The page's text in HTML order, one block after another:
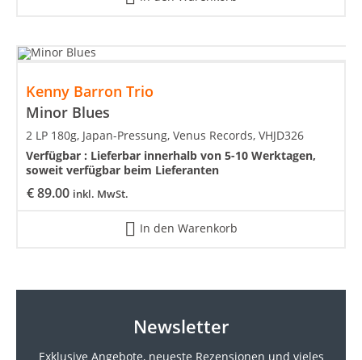
Kenny Barron Trio
Minor Blues
€89.00 inkl. MwSt.
2 LP 180g, Japan-Pressung, Venus Records, VHJD326
Verfügbar : Lieferbar innerhalb von 5-10 Werktagen,
soweit verfügbar beim Lieferanten
In den Warenkorb
Newsletter
Exklusive Angebote, neueste Rezensionen und vieles